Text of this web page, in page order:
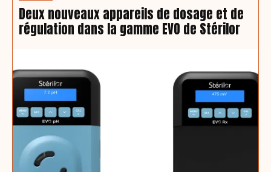
Deux nouveaux appareils de dosage et de
régulation dans la gamme EVO de Stérilor